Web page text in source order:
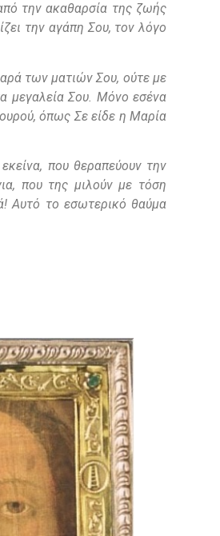
την ακαθαρσία της ζωής
την αγάπη Σου, τον λόγο
των ματιών Σου, ούτε με
μεγαλεία Σου. Μόνο εσένα
όπως Σε είδε η Μαρία
που θεραπεύουν την
που της μιλούν με τόση
Αυτό το εσωτερικό θαύμα